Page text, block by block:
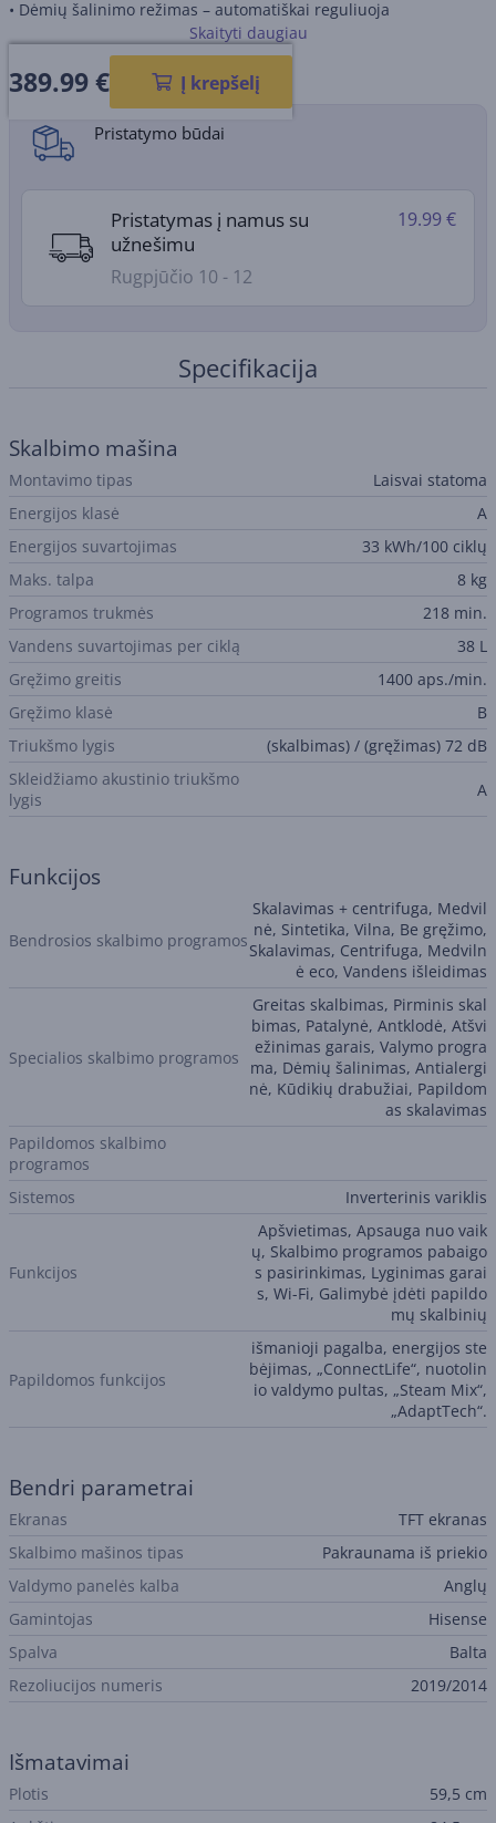
• Dėmių šalinimo režimas – automatiškai reguliuoja
nustatymus, priklausomai nuo dėmės pobūdžio
• Raukšlių mažinimo režimas – padeda išlaikyti drabužius
lygesnius ir lengviau lyginamus
Skaityti daugiau
389.99€ Į krepšelį
Gaminio informacijos lapas
Pristatymo būdai
Pristatymas į namus su
užnešimu
Rugpjūčio 10 - 12
19.99 €
Specifikacija
Skalbimo mašina
Montavimo tipas
Laisvai statoma
Energijos klasė
A
Energijos suvartojimas
33 kWh/100 ciklų
Maks. talpa
8 kg
Programos trukmės
218 min.
Vandens suvartojimas per ciklą
38 L
Gręžimo greitis
1400 aps./min.
Gręžimo klasė
B
Triukšmo lygis
(skalbimas) / (gręžimas) 72 dB
Skleidžiamo akustinio triukšmo
lygis
A
Funkcijos
Bendrosios skalbimo programos
Skalavimas + centrifuga, Medvil
nė, Sintetika, Vilna, Be gręžimo,
Skalavimas, Centrifuga, Medviln
ė eco, Vandens išleidimas
Specialios skalbimo programos
Greitas skalbimas, Pirminis skal
bimas, Patalynė, Antklodė, Atšvi
ežinimas garais, Valymo progra
ma, Dėmių šalinimas, Antialergi
nė, Kūdikių drabužiai, Papildom
as skalavimas
Papildomos skalbimo
programos
Sistemos
Inverterinis variklis
Funkcijos
Apšvietimas, Apsauga nuo vaik
ų, Skalbimo programos pabaigo
s pasirinkimas, Lyginimas garai
s, Wi-Fi, Galimybė įdėti papildo
mų skalbinių
Papildomos funkcijos
išmanioji pagalba, energijos ste
bėjimas, „ConnectLife“, nuotolin
io valdymo pultas, „Steam Mix“,
„AdaptTech“.
Bendri parametrai
Ekranas
TFT ekranas
Skalbimo mašinos tipas
Pakraunama iš priekio
Valdymo panelės kalba
Anglų
Gamintojas
Hisense
Spalva
Balta
Rezoliucijos numeris
2019/2014
Išmatavimai
Plotis
59,5 cm